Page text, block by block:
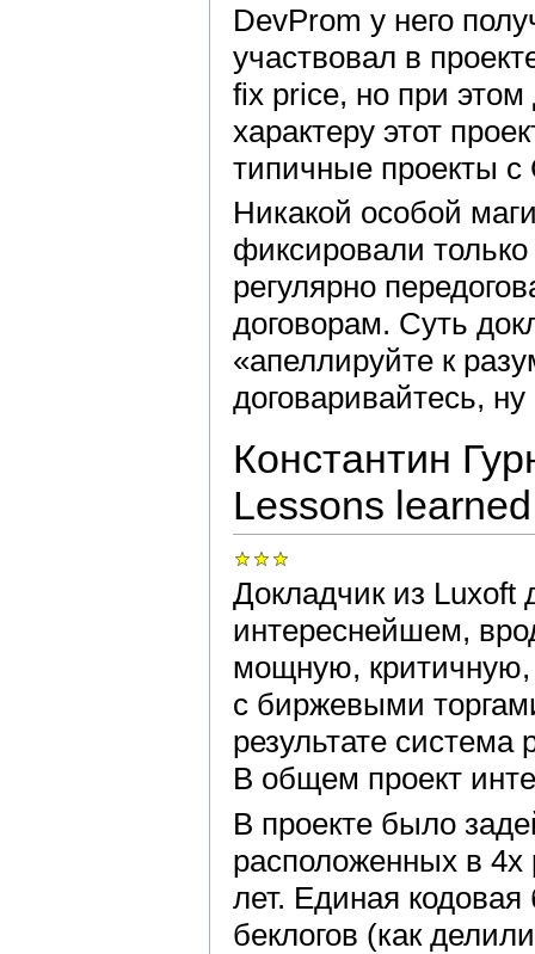
DevProm у него
участвовал в
fix price, но при
характеру этот
типичные проекты
Никакой особой
фиксировали
регулярно
договорам. Суть
«апеллируйте к
договаривайтесь,
Константин
Lessons learned
Докладчик из Luxoft
интереснейшем,
мощную, критичную,
с биржевыми
результате система
В общем проект
В проекте было
расположенных в
лет. Единая кодовая
беклогов (как